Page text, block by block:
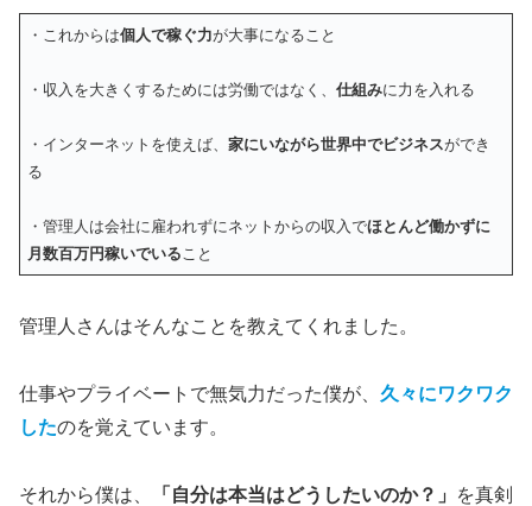
・これからは個人で稼ぐ力が大事になること
・収入を大きくするためには労働ではなく、仕組みに力を入れる
・インターネットを使えば、家にいながら世界中でビジネスができ
る
・管理人は会社に雇われずにネットからの収入でほとんど働かずに
月数百万円稼いでいること
管理人さんはそんなことを教えてくれました。
仕事やプライベートで無気力だった僕が、 久々にワクワク
したのを覚えています。
それから僕は、 「自分は本当はどうしたいのか？」
を真剣